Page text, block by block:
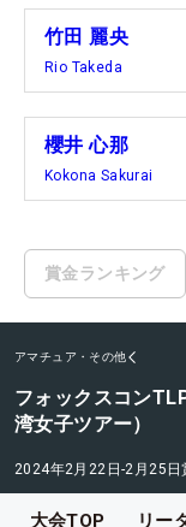
竹田 麗央
Rio Takeda
櫻井 心那
Kokona Sakurai
賞金ランキング
アマチュア・その他
フォックスコン
湾女子ツアー）
2024年2月22日-2月25日
大会TOP リー